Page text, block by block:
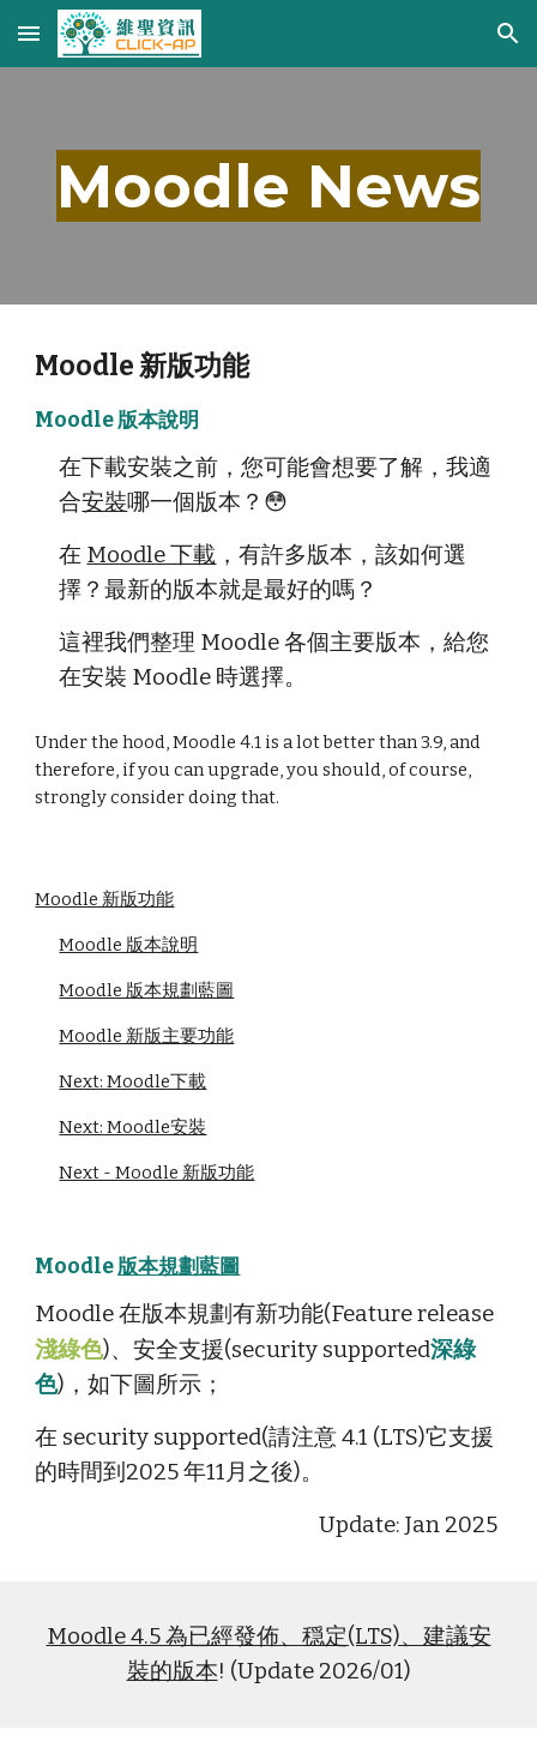
Skip to main content Skip to navigation
Moodle News
Moodle 新版功能
Moodle 版本說明
在下載安裝之前，您可能會想要了解，我適
合安裝哪一個版本？😳
在 Moodle 下載 ，有許多版本，該如何選
擇？最新的版本就是最好的嗎？
這裡我們整理 Moodle 各個主要版本，給您
在安裝 Moodle 時選擇。
Under the hood, Moodle 4.1 is a lot better than 3.9, and
therefore, if you can upgrade, you should, of course,
strongly consider doing that.
Moodle 新版功能
Moodle 版本說明
Moodle 版本規劃藍圖
Moodle 新版主要功能
Next: Moodle下載
Next: Moodle安裝
Next - Moodle 新版功能
Moodle版本規劃藍圖
Moodle 在版本規劃有新功能(Feature release
淺綠色)、安全支援(security supported深綠
色)，如下圖所示；
在 security supported(請注意 4.1 (LTS)它支援
的時間到2025 年11月之後)。
Update: Jan 2025
Moodle 4.5 為已經發佈、穏定(LTS)、建議安
裝的版本! (Update 2026/01)